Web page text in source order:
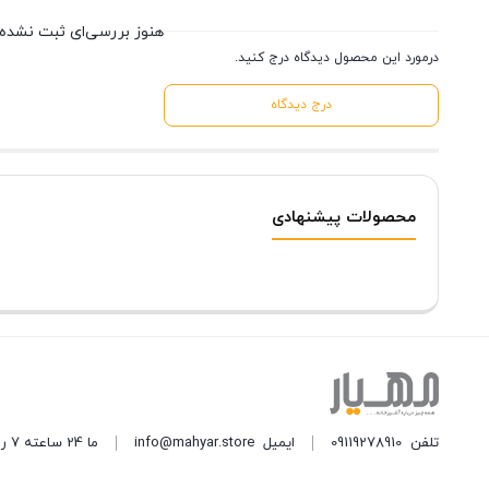
درمورد این محصول دیدگاه درج کنید.
درج دیدگاه
هنوز بررسی‌ای ثبت
محصولات پیشنهادی
تلفن09119278910 ایمیلinfo@mahyar.store ما 24 ساعته 7 روز هفته پاسخگوی شما هستیم.